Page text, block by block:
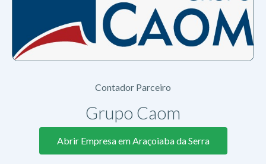
Contador Parceiro
Grupo Caom
Abrir Empresa em Araçoiaba da Serra